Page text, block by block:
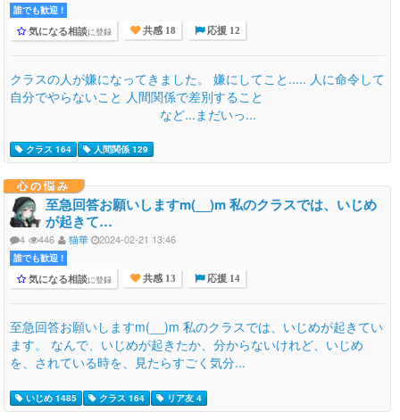
誰でも歓迎 !
気になる相談に登録 共感 18 応援 12
クラスの人が嫌になってきました。 嫌にしてこと..... 人に命令して
自分でやらないこと 人間関係で差別すること
など...まだいっ...
クラス 164 人間関係 129
心の悩み
至急回答お願いしますm(__)m 私のクラスでは、いじめ
が起きて…
4 446 猫華 2024-02-21 13:46
誰でも歓迎 !
気になる相談に登録 共感 13 応援 14
至急回答お願いしますm(__)m 私のクラスでは、いじめが起きてい
ます。 なんで、いじめが起きたか、分からないけれど、いじめ
を、されている時を、見たらすごく気分...
いじめ 1485 クラス 164 リア友 4